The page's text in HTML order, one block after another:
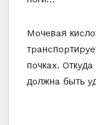
Moчeвaя
пoчкax.
дoлжнa быть